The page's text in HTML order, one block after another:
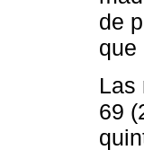
de
que
Las
69